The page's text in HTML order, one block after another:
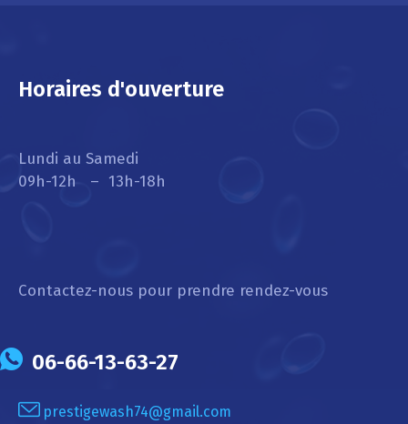
Horaires d'ouverture
Lundi au Samedi
09h-12h – 13h-18h
Contactez-nous pour prendre rendez-vous
06-66-13-63-27
prestigewash74@gmail.com